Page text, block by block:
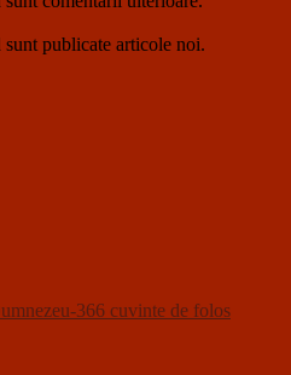
publicate articole noi.
366 cuvinte de folos